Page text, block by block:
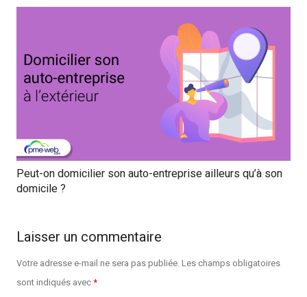
Peut-on domicilier son auto-entreprise ailleurs qu’à son
domicile ?
Laisser un commentaire
Votre adresse e-mail ne sera pas publiée.Les champs obligatoires
sont indiqués avec*